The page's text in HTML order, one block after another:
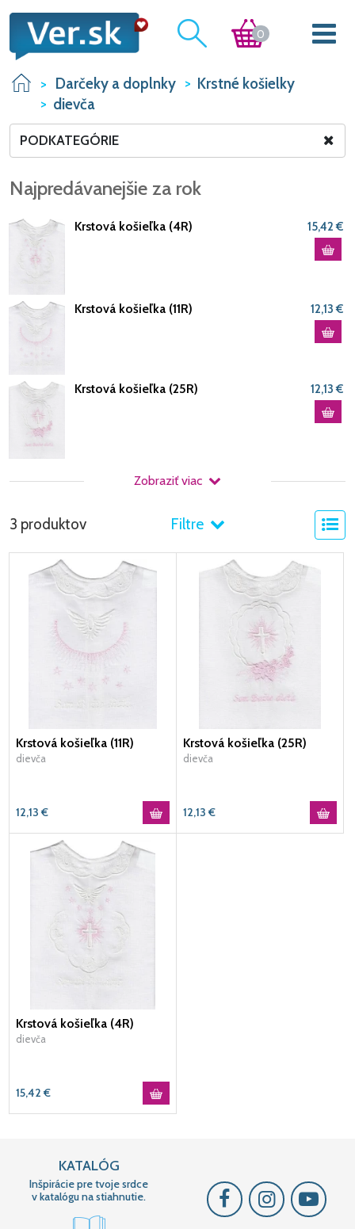
0
Darčeky a doplnky
Krstné košielky
dievča
PODKATEGÓRIE
Najpredávanejšie za rok
Krstová košieľka (4R) 15,42 €
Krstová košieľka (11R) 12,13 €
Krstová košieľka (25R) 12,13 €
Zobraziť viac
3 produktov Filtre
Krstová košieľka (11R)
dievča
12,13 €
Krstová košieľka (25R)
dievča
12,13 €
Krstová košieľka (4R)
dievča
15,42 €
KATALÓG
Inšpirácie pre tvoje srdce
v katalógu na stiahnutie.